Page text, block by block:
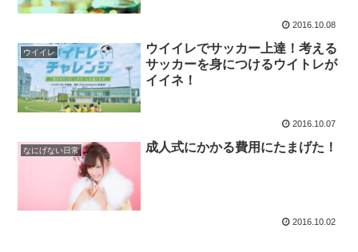
2016.10.08
ウイイレ
ウイイレでサッカー上達！考える
サッカーを身につけるウイトレが
イイネ！
2016.10.07
なにげない日常 成人式にかかる費用にたまげた！
2016.10.02